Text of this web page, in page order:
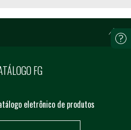
FG
eletrônico de produtos